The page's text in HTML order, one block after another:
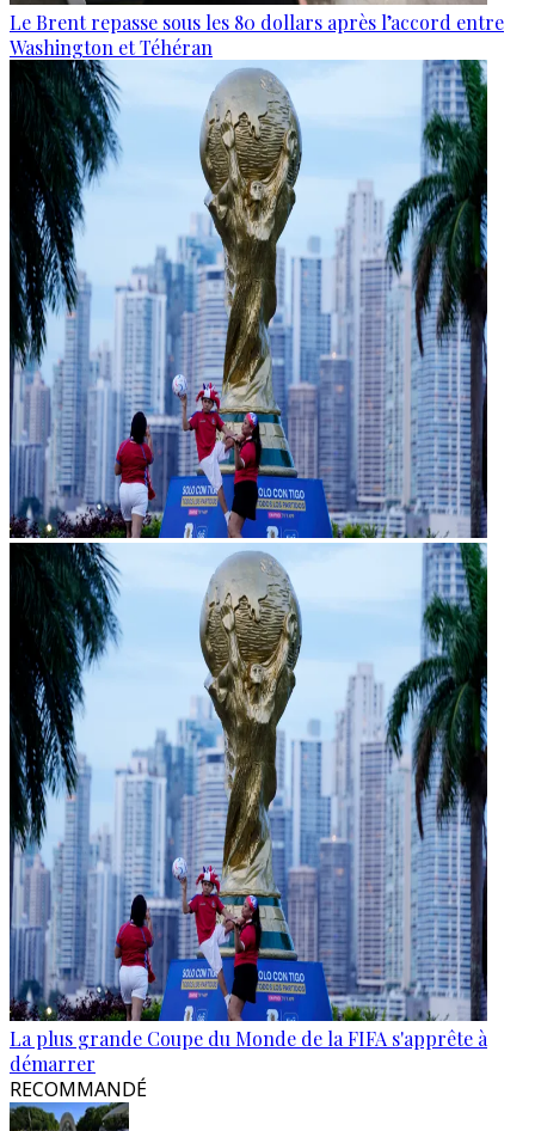
Le Brent repasse sous les 80 dollars après l’accord entre
Washington et Téhéran
La plus grande Coupe du Monde de la FIFA s'apprête à
démarrer
RECOMMANDÉ